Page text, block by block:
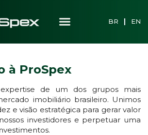
BR EN
à ProSpex
de um dos grupos mais
imobiliário brasileiro. Unimos
e visão estratégica para gerar valor
investidores e perpetuar uma